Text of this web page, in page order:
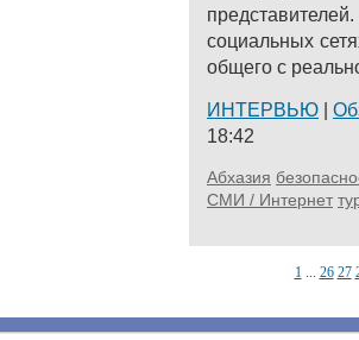
социальных
общего с
ИНТЕРВЬЮ
18:42
Абхазия
СМИ / Интернет
1... 26 27